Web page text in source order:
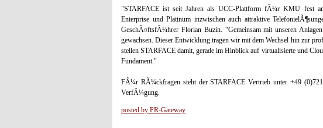
"STARFACE ist seit Jahren als UCC-Plattform fÃ¼r KMU fest
Enterprise und Platinum inzwischen auch attraktive
GeschÃ¤ftsfÃ¼hrer Florian Buzin. "Gemeinsam mit unseren
gewachsen. Dieser Entwicklung tragen wir mit dem Wechsel hin zur
stellen STARFACE damit, gerade im Hinblick auf virtualisierte und
Fundament."
FÃ¼r RÃ¼ckfragen steht der STARFACE Vertrieb unter +49 (0)721
VerfÃ¼gung.
posted by PR-Gateway